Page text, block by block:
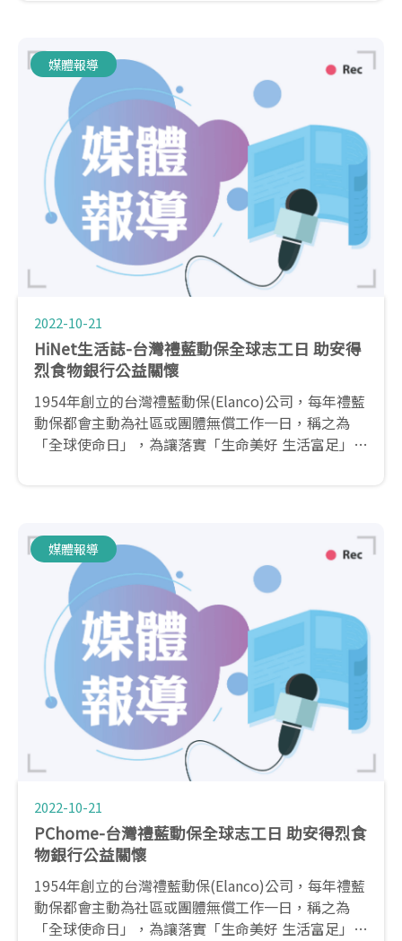
媒體報導
2022-10-21
HiNet生活誌-台灣禮藍動保全球志工日 助安得
烈食物銀行公益關懷
1954年創立的台灣禮藍動保(Elanco)公司，每年禮藍
動保都會主動為社區或團體無償工作一日，稱之為
「全球使命日」，為讓落實「生命美好 生活富足」的
媒體報導
2022-10-21
PChome-台灣禮藍動保全球志工日 助安得烈食
物銀行公益關懷
1954年創立的台灣禮藍動保(Elanco)公司，每年禮藍
動保都會主動為社區或團體無償工作一日，稱之為
「全球使命日」，為讓落實「生命美好 生活富足」的